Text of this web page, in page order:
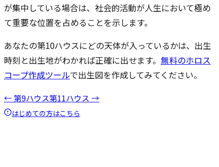
が集中している場合は、社会的活動が人生において極め
て重要な位置を占めることを示します。
あなたの第10ハウスにどの天体が入っているかは、出生
時刻と出生地がわかれば正確に出せます。 無料のホロス
コープ作成ツールで出生図を作成してみてください。
← 第9ハウス第11ハウス →
はじめての方はこちら